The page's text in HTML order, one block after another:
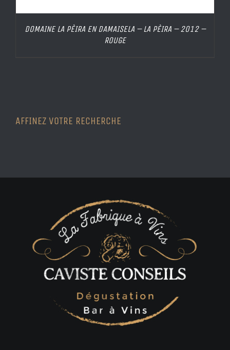
DOMAINE LA PÈIRA EN DAMAISELA – LA PÈIRA – 2012 –
ROUGE
AFFINEZ VOTRE RECHERCHE